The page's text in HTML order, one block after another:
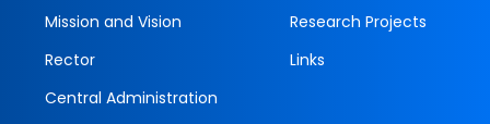
Mission and Vision
Rector
Central Administration
Research Projects
Links